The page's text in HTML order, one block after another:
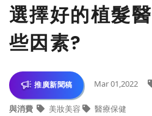
選擇好的植髮
些因素?
推廣新聞稿 Mar 01,2022
與消費 美妝美容 醫療保健